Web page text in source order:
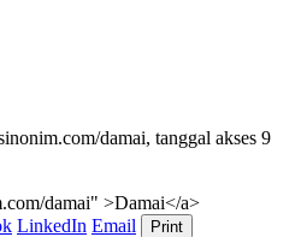
damai, tanggal akses 9
damai" >Damai</a>
LinkedIn Email Print